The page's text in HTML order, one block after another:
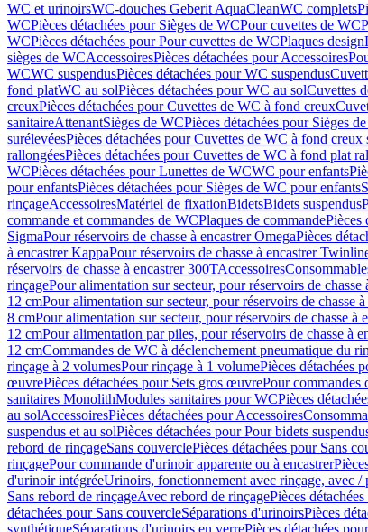
WC et urinoirsWC-douches Geberit AquaCleanWC complets
WCPièces détachées pour Sièges de WCPour cuvettes de WC
WCPièces détachées pour Pour cuvettes de WCPlaques design
sièges de WCAccessoiresPièces détachées pour Accessoires
WCWC suspendusPièces détachées pour WC suspendus
fond platWC au solPièces détachées pour WC au solCuvettes
creuxPièces détachées pour Cuvettes de WC à fond creux
sanitaireAttenantSièges de WCPièces détachées pour Sièges
surélevéesPièces détachées pour Cuvettes de WC à fond creux
rallongéesPièces détachées pour Cuvettes de WC à fond plat
WCPièces détachées pour Lunettes de WCWC pour enfants
pour enfantsPièces détachées pour Sièges de WC pour enfants
rinçageAccessoiresMatériel de fixationBidetsBidets suspendus
commande et commandes de WCPlaques de commandePièces
SigmaPour réservoirs de chasse à encastrer OmegaPièces
à encastrer KappaPour réservoirs de chasse à encastrer
réservoirs de chasse à encastrer 300TAccessoires
rinçagePour alimentation sur secteur, pour réservoirs de
12 cmPour alimentation sur secteur, pour réservoirs de chasse
8 cmPour alimentation sur secteur, pour réservoirs de chasse à
12 cmPour alimentation par piles, pour réservoirs de chasse à
12 cmCommandes de WC à déclenchement pneumatique du
rinçage à 2 volumesPour rinçage à 1 volumePièces détachées
œuvrePièces détachées pour Sets gros œuvrePour commandes
sanitaires MonolithModules sanitaires pour WCPièces
au solAccessoiresPièces détachées pour Accessoires
suspendus et au solPièces détachées pour Pour bidets
rebord de rinçageSans couverclePièces détachées pour Sans
rinçagePour commande d'urinoir apparente ou à encastrer
d'urinoir intégréeUrinoirs, fonctionnement avec rinçage, avec /
Sans rebord de rinçageAvec rebord de rinçagePièces
détachées pour Sans couvercleSéparations d'urinoirsPièces
synthétiqueSéparations d'urinoirs en verrePièces détachées